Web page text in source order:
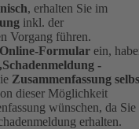
, erhalten Sie im
inkl. der
Vorgang führen.
Online-Formular ein,
-
Zusammenfassung
dieser Möglichkeit
wünschen, da Sie
erhalten.